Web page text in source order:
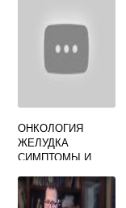
ОНКОЛОГИЯ
ЖЕЛУДКА
СИМПТОМЫ И
ЖЕНЩИН